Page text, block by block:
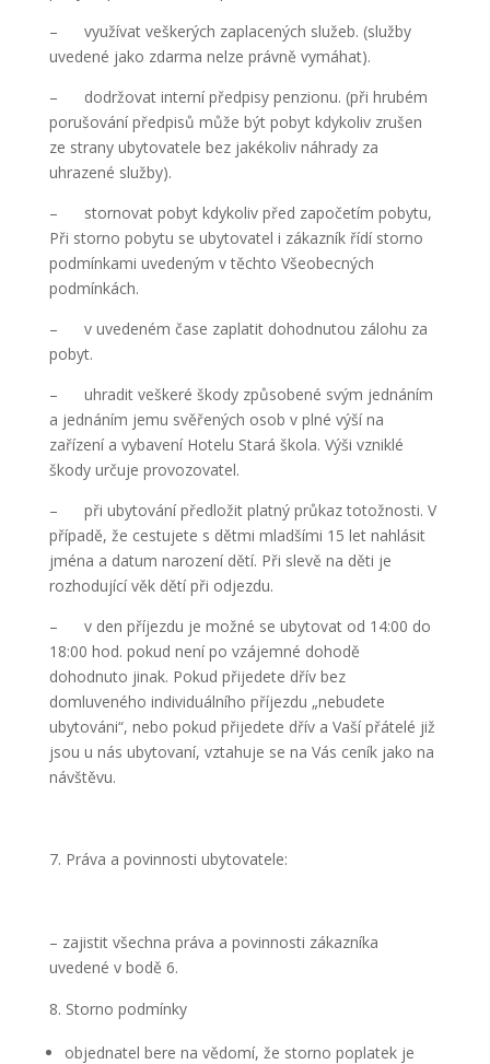
– využívat veškerých zaplacených služeb. (služby
uvedené jako zdarma nelze právně vymáhat).
– dodržovat interní předpisy penzionu. (při hrubém
porušování předpisů může být pobyt kdykoliv zrušen
ze strany ubytovatele bez jakékoliv náhrady za
uhrazené služby).
– stornovat pobyt kdykoliv před započetím pobytu,
Při storno pobytu se ubytovatel i zákazník řídí storno
podmínkami uvedeným v těchto Všeobecných
podmínkách.
– v uvedeném čase zaplatit dohodnutou zálohu za
pobyt.
– uhradit veškeré škody způsobené svým jednáním
a jednáním jemu svěřených osob v plné výší na
zařízení a vybavení Hotelu Stará škola. Výši vzniklé
škody určuje provozovatel.
– při ubytování předložit platný průkaz totožnosti. V
případě, že cestujete s dětmi mladšími 15 let nahlásit
jména a datum narození dětí. Při slevě na děti je
rozhodující věk dětí při odjezdu.
– v den příjezdu je možné se ubytovat od 14:00 do
18:00 hod. pokud není po vzájemné dohodě
dohodnuto jinak. Pokud přijedete dřív bez
domluveného individuálního příjezdu „nebudete
ubytováni“, nebo pokud přijedete dřív a Vaší přátelé již
jsou u nás ubytovaní, vztahuje se na Vás ceník jako na
návštěvu.
Práva a povinnosti ubytovatele:
– zajistit všechna práva a povinnosti zákazníka
uvedené v bodě 6.
Storno podmínky
objednatel bere na vědomí, že storno poplatek je